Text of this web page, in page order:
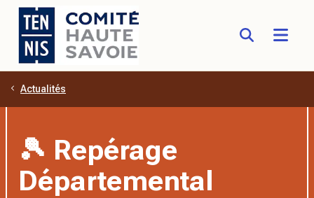
Aller au contenu principal
Actualités
🎾 Repérage
Départemental